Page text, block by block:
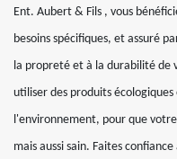
Ent. Aubert & Fils , vous
besoins spécifiques, et assuré
la propreté et à la durabilité de
utiliser des produits
l'environnement, pour que
mais aussi sain. Faites